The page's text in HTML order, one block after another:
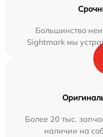
Большинство
Sightmark мы
Более 20 тыс.
наличии на